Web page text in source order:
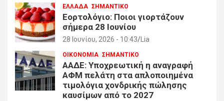
ΕΛΛΑΔΑ ΣΗΜΑΝΤΙΚΟ
Εορτολόγιο: Ποιοι γιορτάζουν
σήμερα 28 Ιουνίου
28 Ιουνίου, 2026 - 10:43 Lia
ΟΙΚΟΝΟΜΙΑ ΣΗΜΑΝΤΙΚΟ
ΑΑΔΕ: Υποχρεωτική η αναγραφή
ΑΦΜ πελάτη στα απλοποιημένα
τιμολόγια χονδρικής πώλησης
καυσίμων από το 2027